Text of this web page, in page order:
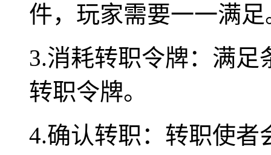
件，玩家需要一一满足
3.消耗转职令牌：满
转职令牌。
4.确认转职：转职使者